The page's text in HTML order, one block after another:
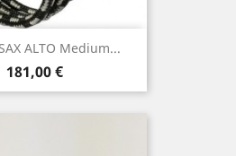
ALTO Medium...
Τιμή
181,00 €